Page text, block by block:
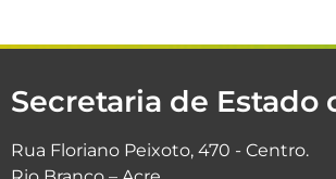
Secretaria de
Rua Floriano Peixoto, 470 - Centro.